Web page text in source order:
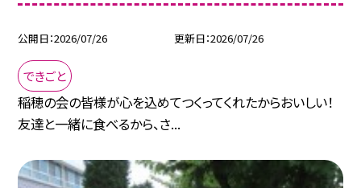
公開日 2026/07/26 更新日 2026/07/26
できごと
稲穂の会の皆様が心を込めてつくってくれたからおいしい！
友達と一緒に食べるから、さ...